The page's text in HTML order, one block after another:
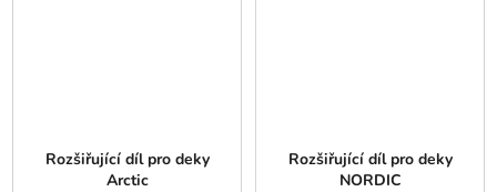
Rozšiřující díl pro deky
Arctic
Rozšiřující díl pro deky
NORDIC